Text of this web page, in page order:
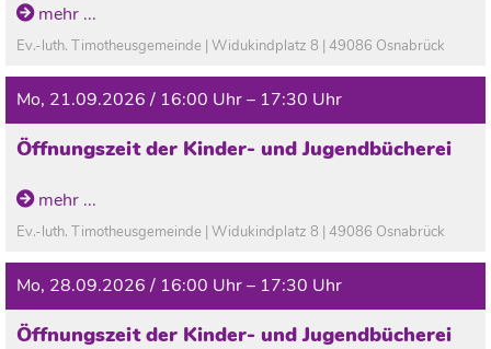
mehr ...
Ev.-luth. Timotheusgemeinde | Widukindplatz 8 | 49086 Osnabrück
Mo, 21.09.2026 / 16:00 Uhr – 17:30 Uhr
Öffnungszeit der Kinder- und Jugendbücherei
In den Ferien geschlossen!
mehr ...
Ev.-luth. Timotheusgemeinde | Widukindplatz 8 | 49086 Osnabrück
Mo, 28.09.2026 / 16:00 Uhr – 17:30 Uhr
Öffnungszeit der Kinder- und Jugendbücherei